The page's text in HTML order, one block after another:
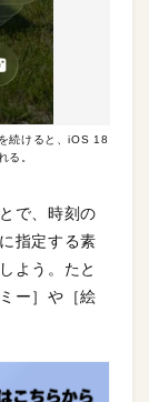
続けると、iOS 18
る。
で、時刻の
指定する素
よう。たと
ー］や［絵